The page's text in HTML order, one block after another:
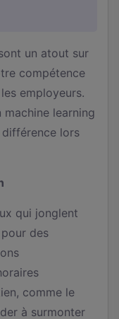
un atout sur
compétence
employeurs.
learning
lors
qui jonglent
des
comme le
à surmonter